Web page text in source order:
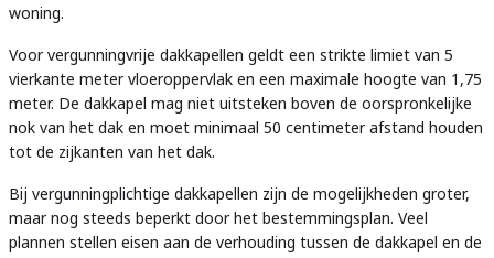
woning.
Voor vergunningvrije dakkapellen geldt een strikte limiet van 5
vierkante meter vloeroppervlak en een maximale hoogte van 1,75
meter. De dakkapel mag niet uitsteken boven de oorspronkelijke
nok van het dak en moet minimaal 50 centimeter afstand houden
tot de zijkanten van het dak.
Bij vergunningplichtige dakkapellen zijn de mogelijkheden groter,
maar nog steeds beperkt door het bestemmingsplan. Veel
plannen stellen eisen aan de verhouding tussen de dakkapel en de